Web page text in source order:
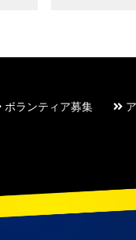
ボランティア募集